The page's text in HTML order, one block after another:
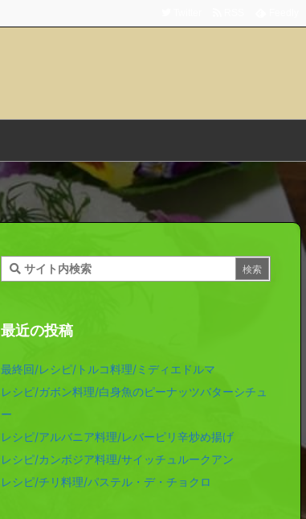
最近の投稿
最終回/レシピ/トルコ料理/ミディエドルマ
レシピ/ガボン料理/白身魚のピーナッツバターシチュ
ー
レシピ/アルバニア料理/レバーピリ辛炒め揚げ
レシピ/カンボジア料理/サイッチュルークアン
レシピ/チリ料理/パステル・デ・チョクロ